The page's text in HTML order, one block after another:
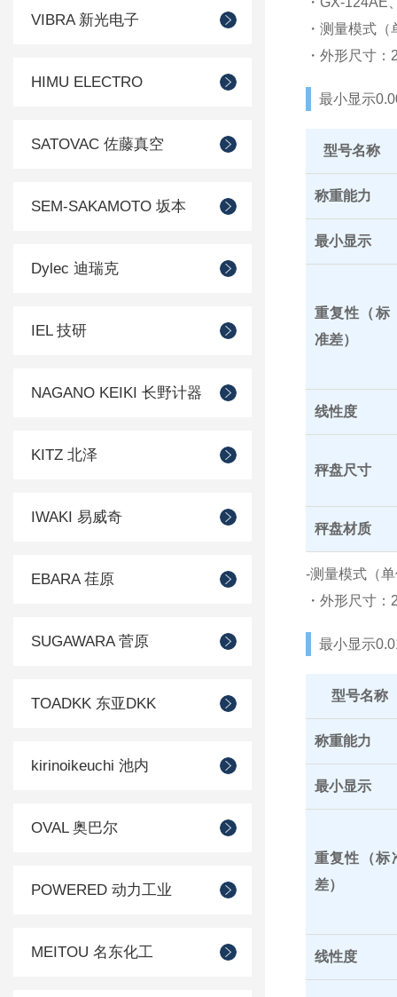
VIBRA 新光电子
HIMU ELECTRO
SATOVAC 佐藤真空
SEM-SAKAMOTO 坂本
Dylec 迪瑞克
IEL 技研
NAGANO KEIKI 长野计器
KITZ 北泽
IWAKI 易威奇
EBARA 荏原
SUGAWARA 菅原
TOADKK 东亚DKK
kirinoikeuchi 池内
OVAL 奥巴尔
POWERED 动力工业
MEITOU 名东化工
・测量模式
・外形尺寸
最小显示
型号名称
称重能力
最小显示
重复性（标
准差）
线性度
秤盘尺寸
秤盘材质
-测量模式（
・外形尺寸
最小显示
型号名称
称重能力
最小显示
重复性（标
差）
线性度